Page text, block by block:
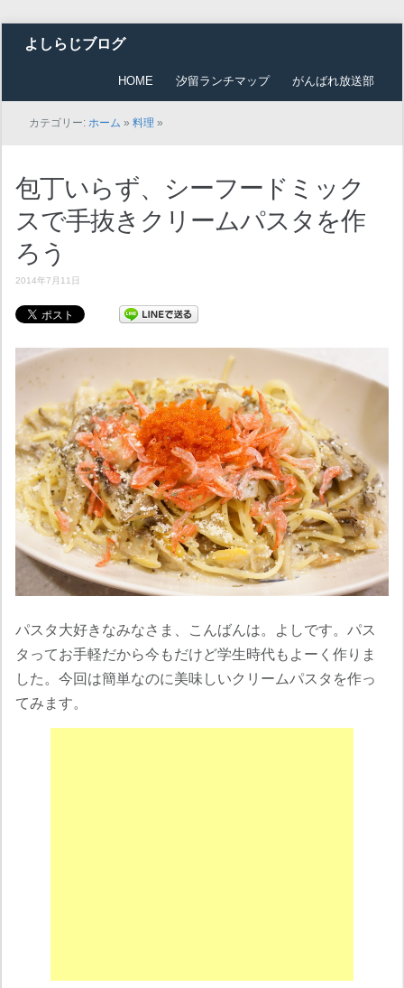
よしらじブログ
HOME 汐留ランチマップ がんばれ放送部
カテゴリー:ホーム »料理 »
包丁いらず、シーフードミック
スで手抜きクリームパスタを作
ろう
2014年7月11日
パスタ大好きなみなさま、こんばんは。よしです。パス
タってお手軽だから今もだけど学生時代もよーく作りま
した。今回は簡単なのに美味しいクリームパスタを作っ
てみます。